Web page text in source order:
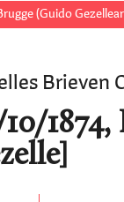
(Guido
Brieven